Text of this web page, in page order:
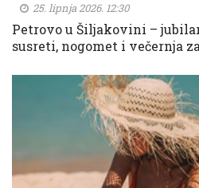
25. lipnja 2026. 12:30
Petrovo u Šiljakovini –
susreti, nogomet i večernja